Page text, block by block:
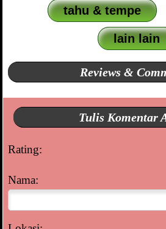
tahu & tempe
lain lain
Reviews &
Tulis Komentar
Rating:
Nama: